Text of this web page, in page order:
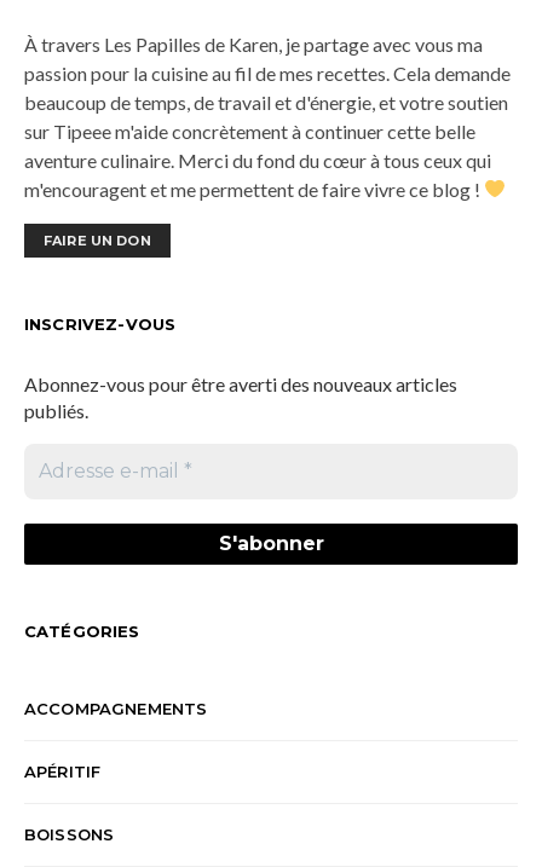
À travers Les Papilles de Karen, je partage avec vous ma
passion pour la cuisine au fil de mes recettes. Cela demande
beaucoup de temps, de travail et d'énergie, et votre soutien
sur Tipeee m'aide concrètement à continuer cette belle
aventure culinaire. Merci du fond du cœur à tous ceux qui
m'encouragent et me permettent de faire vivre ce blog !
FAIRE UN DON
INSCRIVEZ-VOUS
Abonnez-vous pour être averti des nouveaux articles
publiés.
CATÉGORIES
ACCOMPAGNEMENTS
APÉRITIF
BOISSONS